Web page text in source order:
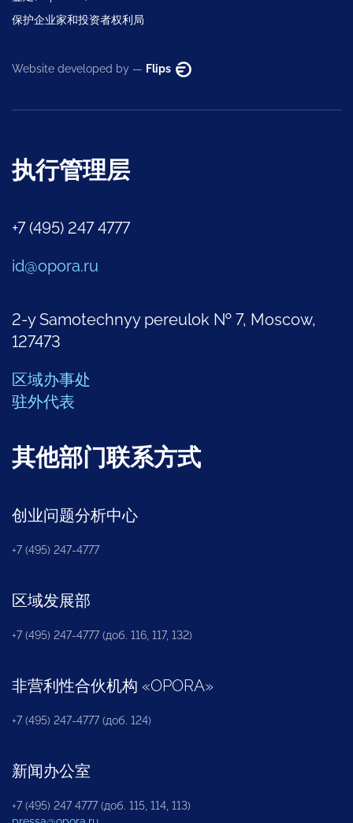
保护企业家和投资者权利局
Website developed by — Flips
执行管理层
+7 (495) 247 4777
id@opora.ru
2-y Samotechnyy pereulok № 7, Moscow,
127473
区域办事处
驻外代表
其他部门联系方式
创业问题分析中心
+7 (495) 247-4777
区域发展部
+7 (495) 247-4777 (доб. 116, 117, 132)
非营利性合伙机构 «OPORA»
+7 (495) 247-4777 (доб. 124)
新闻办公室
+7 (495) 247 4777 (доб. 115, 114, 113)